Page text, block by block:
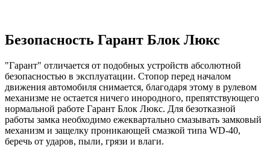
Безопасность Гарант Блок Люкс
"Гарант" отличается от подобных устройств абсолютной
безопасностью в эксплуатации. Стопор перед началом
движения автомобиля снимается, благодаря этому в рулевом
механизме не остается ничего инородного, препятствующего
нормальной работе Гарант Блок Люкс. Для безотказной
работы замка необходимо ежеквартально смазывать замковый
механизм и защелку проникающей смазкой типа WD-40,
беречь от ударов, пыли, грязи и влаги.